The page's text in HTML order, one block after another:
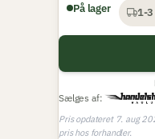
På lager
1-3
Sælges af:
Pris opdateret 7. aug
pris hos forhandler.